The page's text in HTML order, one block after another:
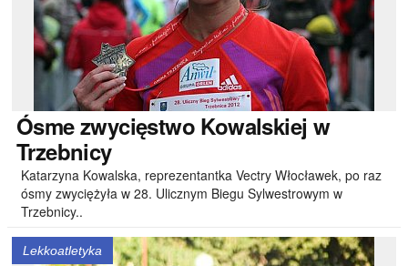
Ósmezwycięstwo Kowalskiej w
Trzebnicy
Katarzyna Kowalska, reprezentantka Vectry Włocławek, po raz
ósmy zwyciężyła w 28. Ulicznym Biegu Sylwestrowym w
Trzebnicy..
Lekkoatletyka